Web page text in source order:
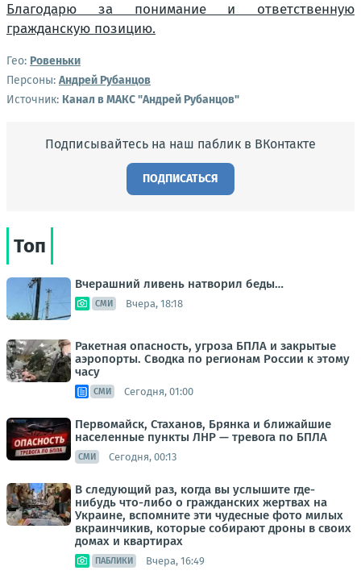
Благодарю за понимание и ответственную
гражданскую позицию.
Гео: Ровеньки
Персоны: Андрей Рубанцов
Источник: Канал в МАКС "Андрей Рубанцов"
Подписывайтесь на наш паблик в ВКонтакте
ПОДПИСАТЬСЯ
Топ
Вчерашний ливень натворил беды…
СМИ Вчера, 18:18
Ракетная опасность, угроза БПЛА и закрытые
аэропорты. Сводка по регионам России к этому
часу
СМИ Сегодня, 01:00
Первомайск, Стаханов, Брянка и ближайшие
населенные пункты ЛНР — тревога по БПЛА
СМИ Сегодня, 00:13
В следующий раз, когда вы услышите где-
нибудь что-либо о гражданских жертвах на
Украине, вспомните эти чудесные фото милых
вкраинчикив, которые собирают дроны в своих
домах и квартирах
ПАБЛИКИ Вчера, 16:49